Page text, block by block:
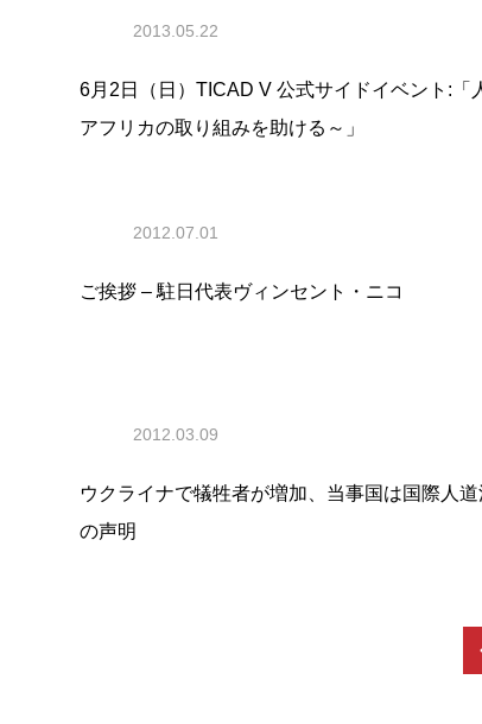
2013.05.22
6月2日（日）TICAD V 公式サイドイベント:
アフリカの取り組みを助ける～」
2012.07.01
ご挨拶 – 駐日代表ヴィンセント・ニコ
2012.03.09
ウクライナで犠牲者が増加、当事国は国際人
の声明